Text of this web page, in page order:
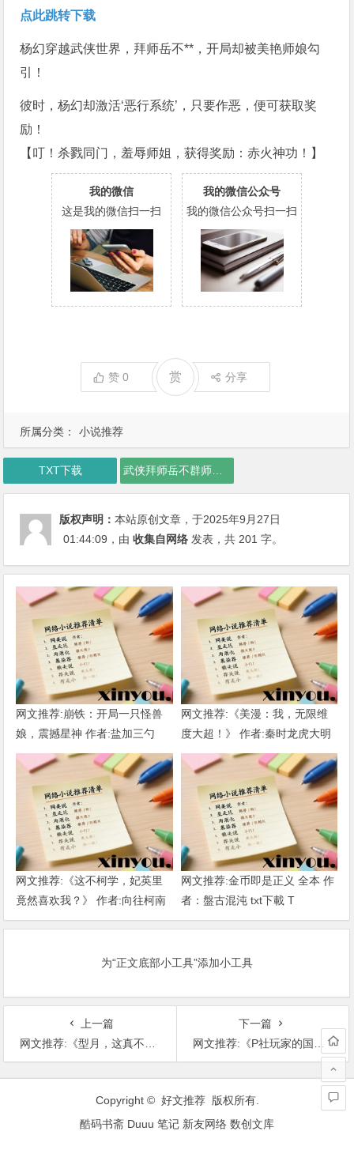
所属分类： 小说推荐
点此跳转下载
杨幻穿越武侠世界，拜师岳不**，开局却被美艳师娘勾
引！
彼时，杨幻却激活‘恶行系统’，只要作恶，便可获取奖
励！
【叮！杀戮同门，羞辱师姐，获得奖励：赤火神功！】
我的微信
这是我的微信扫一扫
我的微信公众号
我的微信公众号扫一扫
赞0 赏 分享
TXT下载 武侠拜师岳不群师娘勾引我下载
版权声明：本站原创文章，于2025年9月27日
01:44:09 ，由收集自网络 发表，共 201 字。
网文推荐:崩铁：开局一只怪兽
娘，震撼星神 作者:盐加三勺
（1-218）TXT下载
网文推荐:《美漫：我，无限维
度大超！》 作者:秦时龙虎大明
1-802章 TXT下载
网文推荐:《这不柯学，妃英里
竟然喜欢我？》 作者:向往柯南
1-189章 TXT下载
网文推荐:金币即是正义 全本 作
者：盤古混沌 txt下載 T
为“正文底部小工具”添加小工具
上一篇
网文推荐:《型月，这真不是里世界吗？》 作者:若青与桃 1-卷四22章 TXT下载
下一篇
网文推荐:《P社玩家的国家振兴术》 作者:怨念法师 完结 TXT下载
文
Copyright © 好文推荐 版权所有.
酷码书斋 Duuu 笔记 新友网络 数创文库